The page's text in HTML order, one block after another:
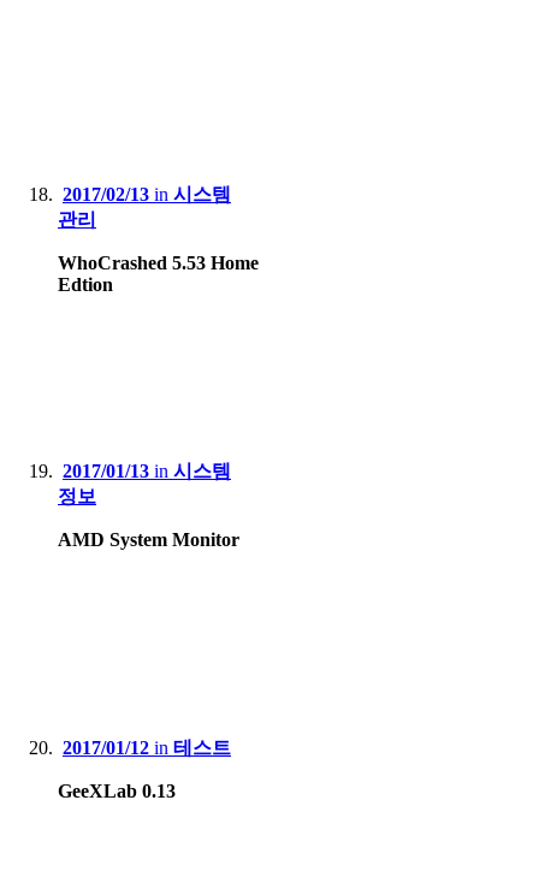
2017/02/13 in 시스템
관리
WhoCrashed 5.53 Home
Edtion
2017/01/13 in 시스템
정보
AMD System Monitor
2017/01/12 in 테스트
GeeXLab 0.13